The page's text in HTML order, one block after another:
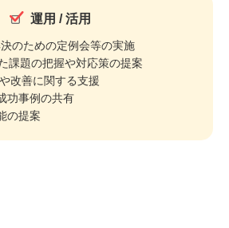
運用 / 活用
のための定例会等の実施
課題の把握や対応策の提案
改善に関する支援
功事例の共有
の提案